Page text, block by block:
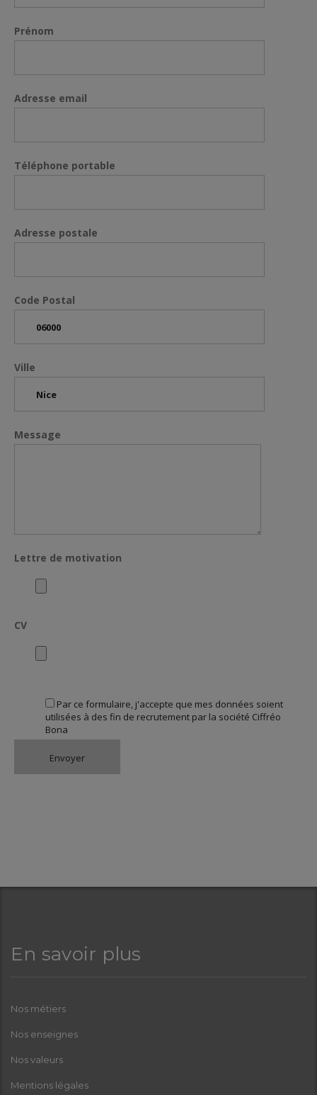
Prénom
Adresse email
Téléphone portable
Adresse postale
Code Postal
Ville
Message
Lettre de motivation
CV
Par ce formulaire, j'accepte que mes données soient
utilisées à des fin de recrutement par la société Ciffréo
Bona
En savoir plus
Nos métiers
Nos enseignes
Nos valeurs
Mentions légales